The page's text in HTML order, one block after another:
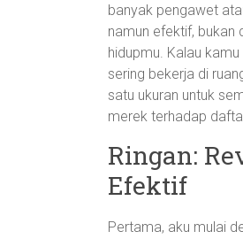
banyak pengawet
namun efektif, bukan
hidupmu. Kalau
sering bekerja di
satu ukuran untuk
merek terhadap
Ringan:
Efektif
Pertama, aku mulai